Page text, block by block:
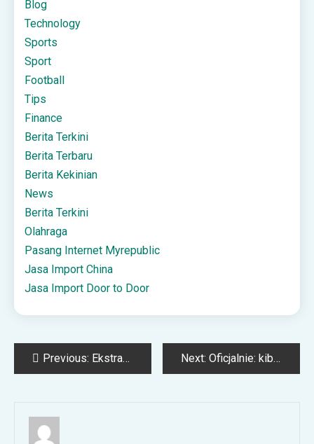
Blog
Technology
Sports
Sport
Football
Tips
Finance
Berita Terkini
Berita Terbaru
Berita Kekinian
News
Berita Terkini
Olahraga
Pasang Internet Myrepublic
Jasa Import China
Jasa Import Door to Door
PostPrevious: Ekstraklasa: Raków – Legia. Przewidywane składy (20.09.25) Next: Oficjalnie: kibice Legii Warszawa nie wejdą na stadion w meczu z Widzewem Łódź!